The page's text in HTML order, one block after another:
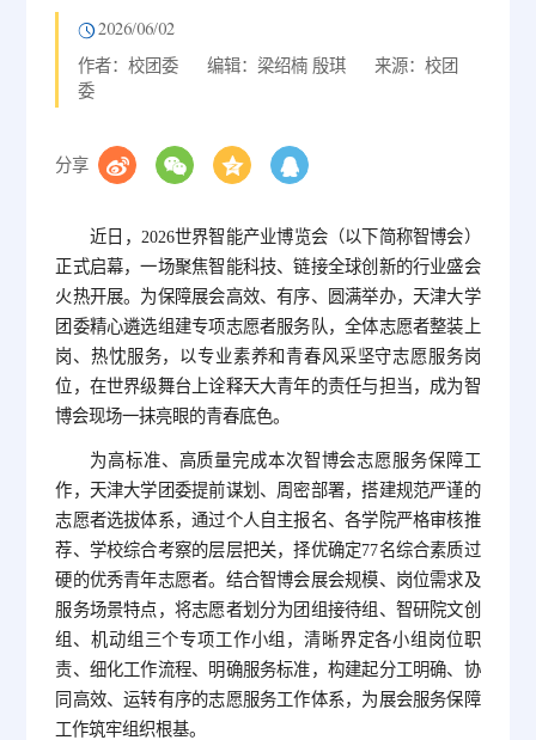
2026/06/02
作者：校团委 编辑：梁绍楠 殷琪
来源：校团
委
分享
近日，2026世界智能产业博览会（以下简称智博会）
正式启幕，一场聚焦智能科技、链接全球创新的行业盛会
火热开展。为保障展会高效、有序、圆满举办，天津大学
团委精心遴选组建专项志愿者服务队，全体志愿者整装上
岗、热忱服务，以专业素养和青春风采坚守志愿服务岗
位，在世界级舞台上诠释天大青年的责任与担当，成为智
博会现场一抹亮眼的青春底色。
为高标准、高质量完成本次智博会志愿服务保障工
作，天津大学团委提前谋划、周密部署，搭建规范严谨的
志愿者选拔体系，通过个人自主报名、各学院严格审核推
荐、学校综合考察的层层把关，择优确定77名综合素质过
硬的优秀青年志愿者。结合智博会展会规模、岗位需求及
服务场景特点，将志愿者划分为团组接待组、智研院文创
组、机动组三个专项工作小组，清晰界定各小组岗位职
责、细化工作流程、明确服务标准，构建起分工明确、协
同高效、运转有序的志愿服务工作体系，为展会服务保障
工作筑牢组织根基。